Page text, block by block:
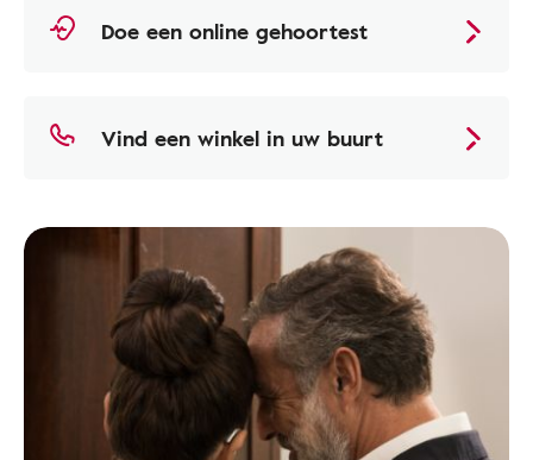
Doe een online gehoortest
Vind een winkel in uw buurt